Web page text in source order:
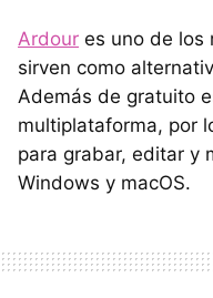
Ardour es uno de los
sirven como
Además de gratuito
multiplataforma, por
para grabar, editar y
Windows y macOS.